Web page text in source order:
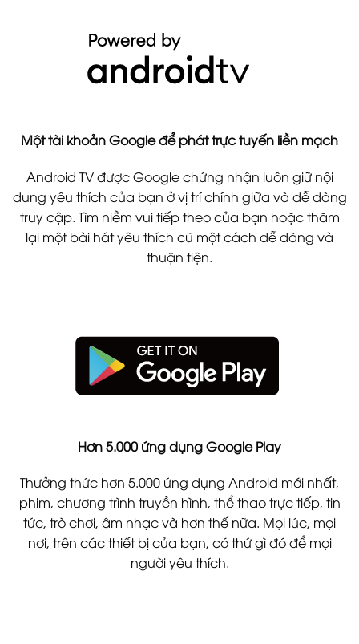
Một tài khoản Google để phát trực tuyến liền mạch
Android TV được Google chứng nhận luôn giữ nội
dung yêu thích của bạn ở vị trí chính giữa và dễ dàng
truy cập. Tìm niềm vui tiếp theo của bạn hoặc thăm
lại một bài hát yêu thích cũ một cách dễ dàng và
thuận tiện.
Hơn 5.000 ứng dụng Google Play
Thưởng thức hơn 5.000 ứng dụng Android mới nhất,
phim, chương trình truyền hình, thể thao trực tiếp, tin
tức, trò chơi, âm nhạc và hơn thế nữa. Mọi lúc, mọi
nơi, trên các thiết bị của bạn, có thứ gì đó để mọi
người yêu thích.